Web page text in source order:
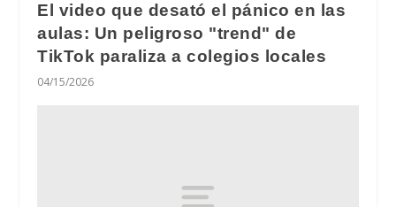
El video que desató el pánico en las
aulas: Un peligroso "trend" de
TikTok paraliza a colegios locales
04/15/2026